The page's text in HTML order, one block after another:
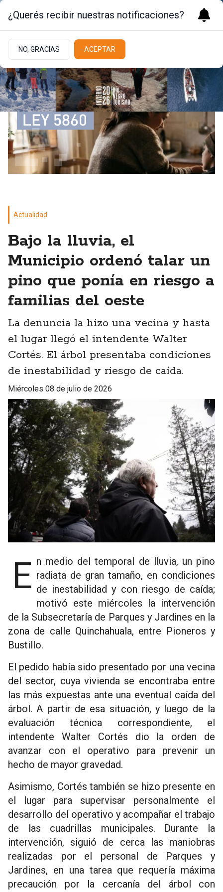
Actualidad
Bajo la lluvia, el
Municipio ordenó talar un
pino que ponía en riesgo a
familias del oeste
La denuncia la hizo una vecina y hasta
el lugar llegó el intendente Walter
Cortés. El árbol presentaba condiciones
de inestabilidad y riesgo de caída.
miércoles 08 de julio de 2026
En medio del temporal de lluvia, un pino radiata de gran tamaño, en condiciones
de inestabilidad y con riesgo de caída;
motivó este miércoles la intervención
de la Subsecretaría de Parques y Jardines en la
zona de calle Quinchahuala, entre Pioneros y
Bustillo.
El pedido había sido presentado por una vecina
del sector, cuya vivienda se encontraba entre
las más expuestas ante una eventual caída del
árbol. A partir de esa situación, y luego de la
evaluación técnica correspondiente, el
intendente Walter Cortés dio la orden de
avanzar con el operativo para prevenir un
hecho de mayor gravedad.
Asimismo, Cortés también se hizo presente en
el lugar para supervisar personalmente el
desarrollo del operativo y acompañar el trabajo
de las cuadrillas municipales. Durante la
intervención, siguió de cerca las maniobras
realizadas por el personal de Parques y
Jardines, en una tarea que requería máxima
precaución por la cercanía del árbol con
¿Querés recibir nuestras notificaciones?
NO, GRACIAS ACEPTAR